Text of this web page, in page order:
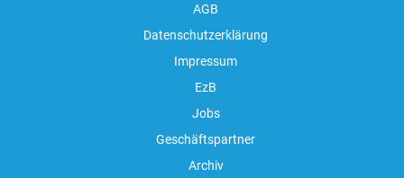
AGB
Datenschutzerklärung
Impressum
EzB
Jobs
Geschäftspartner
Archiv